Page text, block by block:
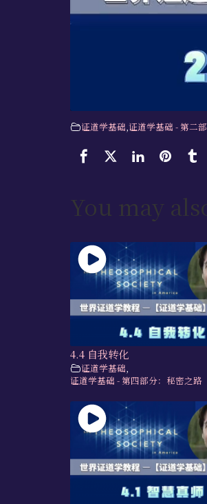
证道学基础 证道学基础 - 第二
You may
4.4 自我转化
证道学基础,
证道学基础 - 第四部分：秘密之路